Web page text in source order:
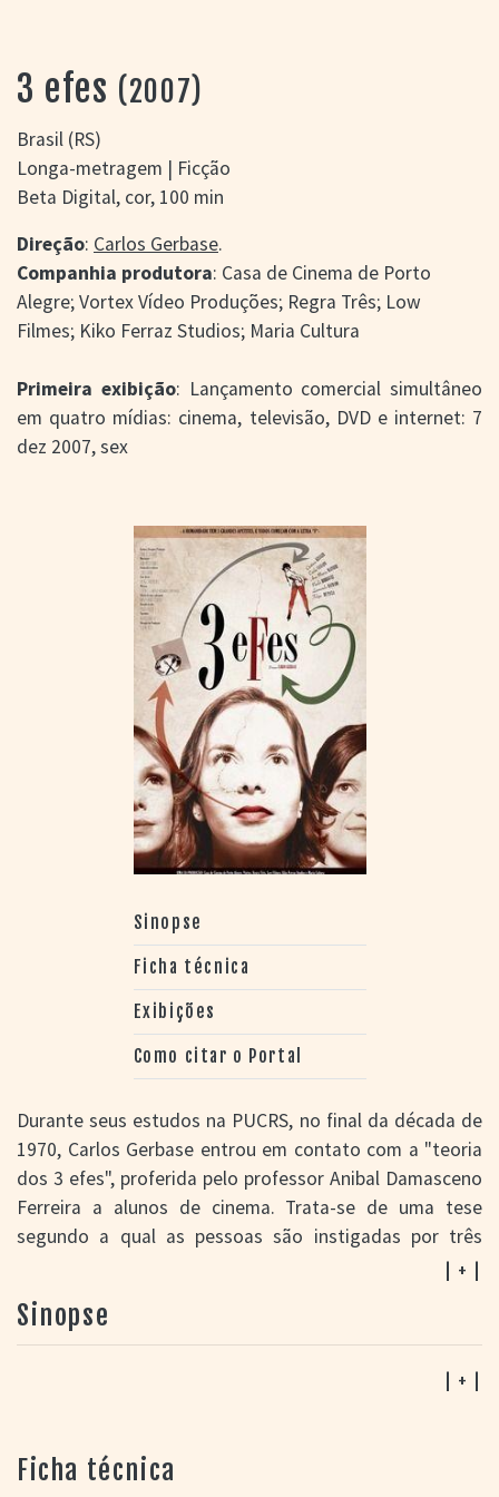
PORTAL DO
CINEMA GAÚCHO
> BUSCA AVANÇADA
> LISTA DE FILMES
> FILMOGRAFIAS DE
> DISCOGRAFIAS
> BIBLIOGRAFIAS
CONTATO E
LOCALIZAÇÃO
3 efes (2007)
Brasil (RS)
Longa-metragem | Ficção
Beta Digital, cor, 100 min
Direção: Carlos Gerbase.
Companhia produtora: Casa de Cinema de Porto
Alegre; Vortex Vídeo Produções; Regra Três; Low
Filmes; Kiko Ferraz Studios; Maria Cultura
Primeira exibição: Lançamento comercial simultâneo
em quatro mídias: cinema, televisão, DVD e internet: 7
dez 2007, sex
Sinopse
Ficha técnica
Exibições
Como citar o Portal
Durante seus estudos na PUCRS, no final da década de
1970, Carlos Gerbase entrou em contato com a "teoria
dos 3 efes", proferida pelo professor Anibal Damasceno
Ferreira a alunos de cinema. Trata-se de uma tese
segundo a qual as pessoas são instigadas por três
apetites principais: fome, f*** e fasma – palavra de
Certa vez, alguém sugeriu substituir o termo "sexo" por
seu equivalente que começa com a letra efe. Assim,
esta se tornou a "teoria dos três efes". Em homenagem
às origens, período marcado por longas independentes
| + |
Sinopse
| + |
Ficha técnica